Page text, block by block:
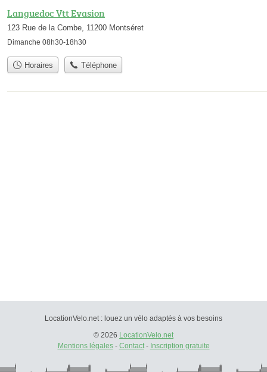
Languedoc Vtt Evasion
123 Rue de la Combe, 11200 Montséret
Dimanche 08h30-18h30
Horaires Téléphone
LocationVelo.net : louez un vélo adaptés à vos besoins
© 2026 LocationVelo.net
Mentions légales- Contact- Inscription gratuite